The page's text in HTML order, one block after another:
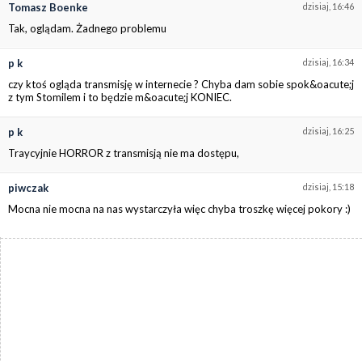
dzisiaj, 16:46
Tomasz Boenke
Tak, oglądam. Żadnego problemu
dzisiaj, 16:34
p k
czy ktoś ogląda transmisję w internecie ? Chyba dam sobie spok&oacute;j
z tym Stomilem i to będzie m&oacute;j KONIEC.
dzisiaj, 16:25
p k
Traycyjnie HORROR z transmisją nie ma dostępu,
dzisiaj, 15:18
piwczak
Mocna nie mocna na nas wystarczyła więc chyba troszkę więcej pokory :)